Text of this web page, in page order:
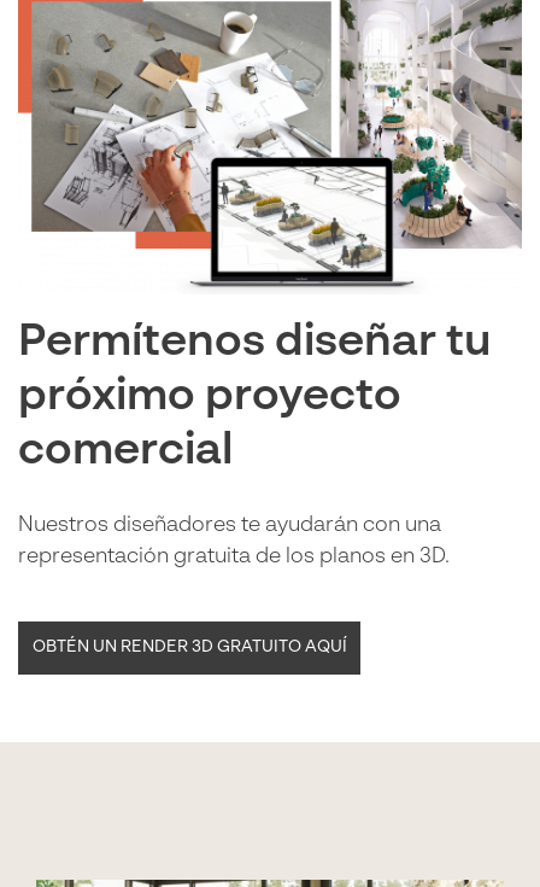
Permítenos diseñar tu
próximo proyecto
comercial
Nuestros diseñadores te ayudarán con una
representación gratuita de los planos en 3D.
OBTÉN UN RENDER 3D GRATUITO AQUÍ